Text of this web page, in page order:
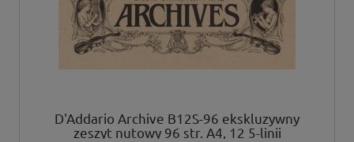
D'Addario Archive B12S-96 ekskluzywny
zeszyt nutowy 96 str. A4, 12 5-linii